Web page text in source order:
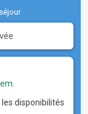
disponibilités